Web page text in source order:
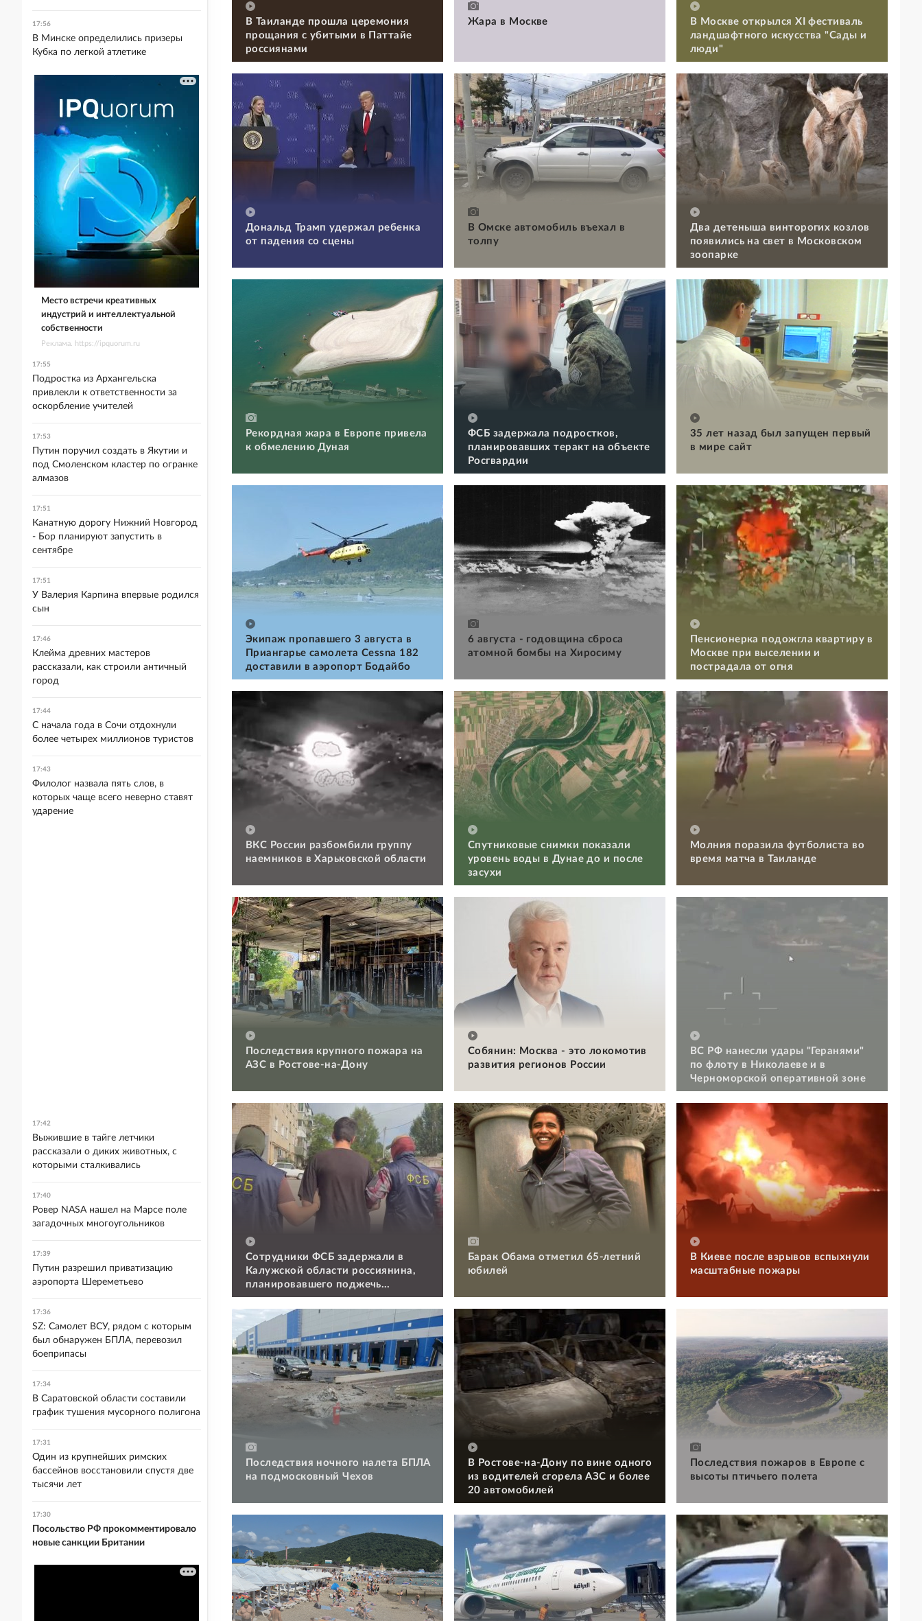
В Таиланде прошла церемония
прощания с убитыми в Паттайе
россиянами
Жара в Москве
В Москве открылся XI фестиваль
ландшафтного искусства "Сады и
люди"
Дональд Трамп удержал ребенка
от падения со сцены
В Омске автомобиль въехал в
толпу
Два детеныша винторогих козлов
появились на свет в Московском
зоопарке
Рекордная жара в Европе привела
к обмелению Дуная
ФСБ задержала подростков,
планировавших теракт на объекте
Росгвардии
35 лет назад был запущен первый
в мире сайт
Экипаж пропавшего 3 августа в
Приангарье самолета Cessna 182
доставили в аэропорт Бодайбо
6 августа - годовщина сброса
атомной бомбы на Хиросиму
Пенсионерка подожгла квартиру в
Москве при выселении и
пострадала от огня
ВКС России разбомбили группу
наемников в Харьковской области
Спутниковые снимки показали
уровень воды в Дунае до и после
засухи
Молния поразила футболиста во
время матча в Таиланде
Последствия крупного пожара на
АЗС в Ростове-на-Дону
Собянин: Москва - это локомотив
развития регионов России
ВС РФ нанесли удары "Геранями"
по флоту в Николаеве и в
Черноморской оперативной зоне
Сотрудники ФСБ задержали в
Калужской области россиянина,
планировавшего поджечь
военкомат
Барак Обама отметил 65-летний
юбилей
В Киеве после взрывов вспыхнули
масштабные пожары
Последствия ночного налета БПЛА
на подмосковный Чехов
В Ростове-на-Дону по вине одного
из водителей сгорела АЗС и более
20 автомобилей
Последствия пожаров в Европе с
высоты птичьего полета
17:56
В Минске определились призеры
Кубка по легкой атлетике
Место встречи креативных
индустрий и интеллектуальной
собственности
Реклама. https://ipquorum.ru
17:55
Подростка из Архангельска
привлекли к ответственности за
оскорбление учителей
17:53
Путин поручил создать в Якутии и
под Смоленском кластер по огранке
алмазов
17:51
Канатную дорогу Нижний Новгород
- Бор планируют запустить в
сентябре
17:51
У Валерия Карпина впервые родился
сын
17:46
Клейма древних мастеров
рассказали, как строили античный
город
17:44
С начала года в Сочи отдохнули
более четырех миллионов туристов
17:43
Филолог назвала пять слов, в
которых чаще всего неверно ставят
ударение
17:42
Выжившие в тайге летчики
рассказали о диких животных, с
которыми сталкивались
17:40
Ровер NASA нашел на Марсе поле
загадочных многоугольников
17:39
Путин разрешил приватизацию
аэропорта Шереметьево
17:36
SZ: Самолет ВСУ, рядом с которым
был обнаружен БПЛА, перевозил
боеприпасы
17:34
В Саратовской области составили
график тушения мусорного полигона
17:31
Один из крупнейших римских
бассейнов восстановили спустя две
тысячи лет
17:30
Посольство РФ прокомментировало
новые санкции Британии